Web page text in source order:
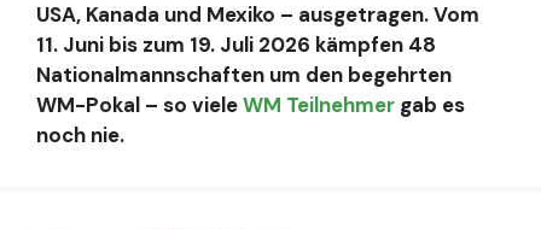
USA, Kanada und Mexiko – ausgetragen. Vom
11. Juni bis zum 19. Juli 2026 kämpfen 48
Nationalmannschaften um den begehrten
WM-Pokal – so vieleWM Teilnehmer gab es
noch nie.